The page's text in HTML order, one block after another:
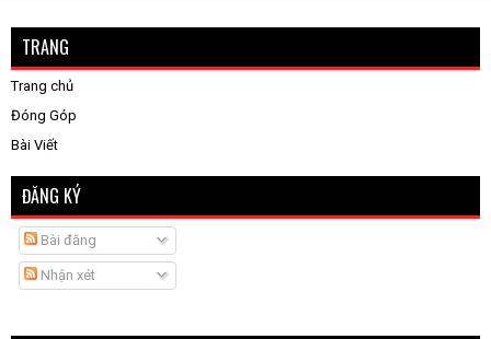
TRANG
Trang chủ
Đóng Góp
Bài Viết
ĐĂNG KÝ
Bài đăng
Nhận xét